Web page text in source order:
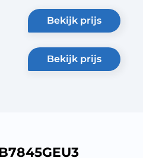
bekijk prijs
bekijk prijs